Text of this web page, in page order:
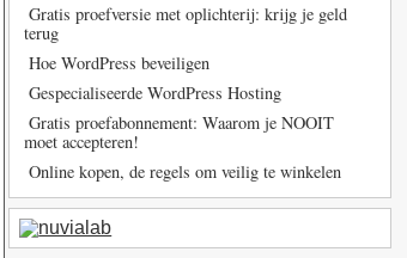
Gratis proefversie met oplichterij: krijg je geld
terug
Hoe WordPress beveiligen
Gespecialiseerde WordPress Hosting
Gratis proefabonnement: Waarom je NOOIT
moet accepteren!
Online kopen, de regels om veilig te winkelen